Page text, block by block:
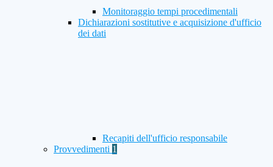
Monitoraggio tempi procedimentali
Dichiarazioni sostitutive e acquisizione d'ufficio
dei dati
Recapiti dell'ufficio responsabile
Provvedimenti 1